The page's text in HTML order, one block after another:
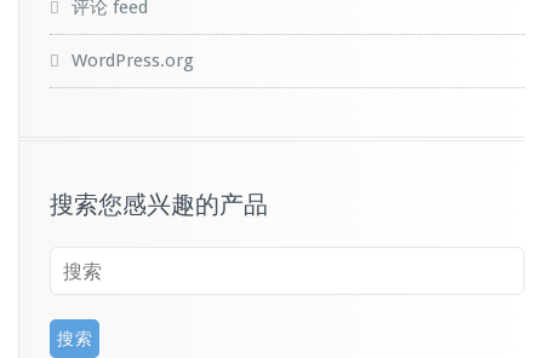
评论 feed
WordPress.org
搜索您感兴趣的产品